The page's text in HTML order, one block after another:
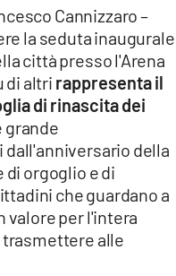
Cannizzaro –
la seduta inaugurale
città presso l'Arena
di altri rappresenta il
di rinascita dei
grande
dall'anniversario della
di orgoglio e di
che guardano a
valore per l'intera
alle